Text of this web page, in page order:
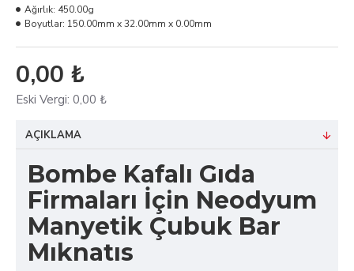
0,00 ₺
Eski Vergi: 0,00 ₺
Ağırlık: 450.00g
Boyutlar: 150.00mm x 32.00mm x 0.00mm
AÇIKLAMA
Bombe Kafalı Gıda
Firmaları İçin Neodyum
Manyetik Çubuk Bar
Mıknatıs